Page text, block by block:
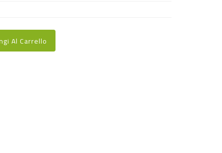
Al Carrello